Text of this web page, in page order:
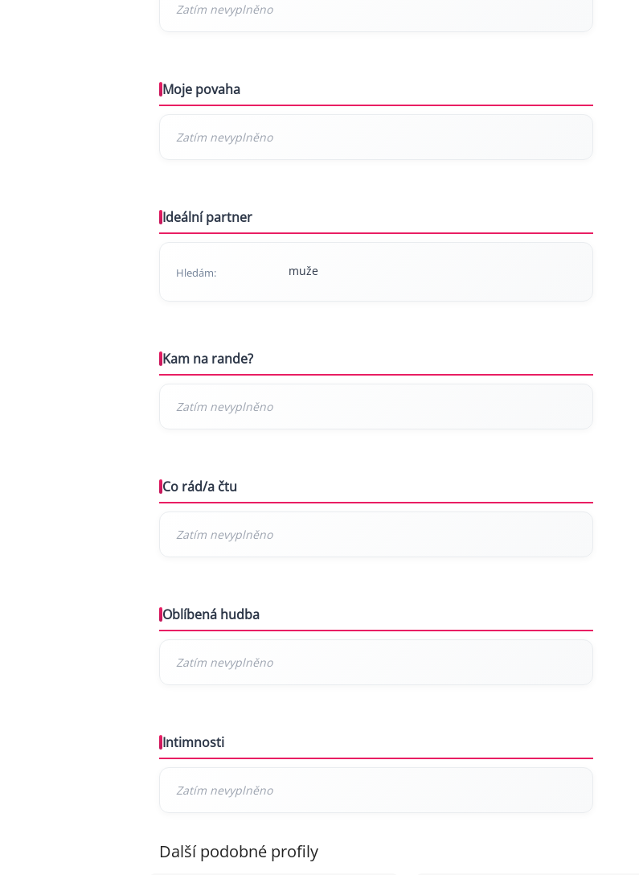
Moje povaha
Ideální partner
Hledám: muže
Kam na rande?
Co rád/a čtu
Oblíbená hudba
Intimnosti
Další podobné profily